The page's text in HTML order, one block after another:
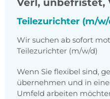
Verl, unbefristet,
Teilezurichter (m/w/
Wir suchen ab sofort
Teilezurichter (m/w/d)
Wenn Sie flexibel sind,
übernehmen und in
Umfeld arbeiten